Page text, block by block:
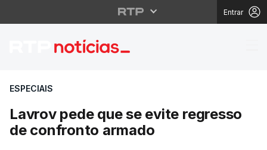
Entrar
Lavrov pede que se
ESPECIAIS
Lavrov pede que se evite regresso
de confronto armado